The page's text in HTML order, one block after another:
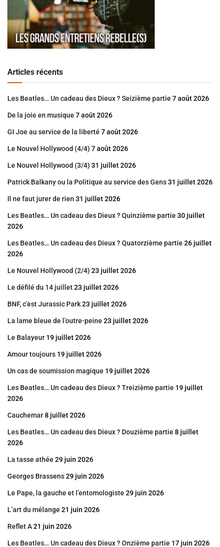
Articles récents
Les Beatles… Un cadeau des Dieux ? Seizième partie 7 août 2026
De la joie en musique 7 août 2026
GI Joe au service de la liberté 7 août 2026
Le Nouvel Hollywood (4/4) 7 août 2026
Le Nouvel Hollywood (3/4) 31 juillet 2026
Patrick Balkany ou la Politique au service des Gens31 juillet 2026
Il ne faut jurer de rien 31 juillet 2026
Les Beatles… Un cadeau des Dieux ? Quinzième partie 30 juillet
2026
Les Beatles… Un cadeau des Dieux ? Quatorzième partie 26 juillet
2026
Le Nouvel Hollywood (2/4) 23 juillet 2026
Le défilé du 14 juillet23 juillet 2026
BNF, c’est Jurassic Park23 juillet 2026
La lame bleue de l’outre-peine 23 juillet 2026
Le Balayeur 19 juillet 2026
Amour toujours 19 juillet 2026
Un cas de soumission magique 19 juillet 2026
Les Beatles… Un cadeau des Dieux ? Treizième partie 19 juillet
2026
Cauchemar8 juillet 2026
Les Beatles… Un cadeau des Dieux ? Douzième partie 8 juillet
2026
La tasse athée 29 juin 2026
Georges Brassens29 juin 2026
Le Pape, la gauche et l’entomologiste 29 juin 2026
L’art du mélange 21 juin 2026
Reflet A21 juin 2026
Les Beatles… Un cadeau des Dieux ? Onzième partie 17 juin 2026